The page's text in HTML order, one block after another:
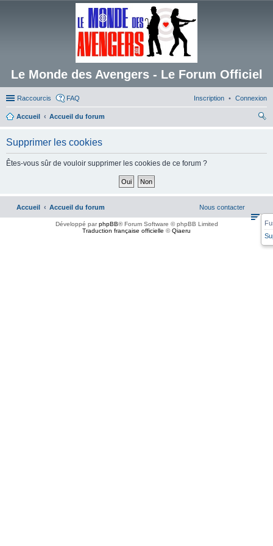
Le Monde des Avengers - Le Forum Officiel
Raccourcis FAQ Connexion
Inscription
Accueil
Accueil du forum
Supprimer les cookies
Êtes-vous sûr de vouloir supprimer les cookies de ce forum ?
Accueil Accueil du forum Nous contacter
Développé parphpBB® Forum Software © phpBB Limited
Traduction française officielle ©Qiaeru